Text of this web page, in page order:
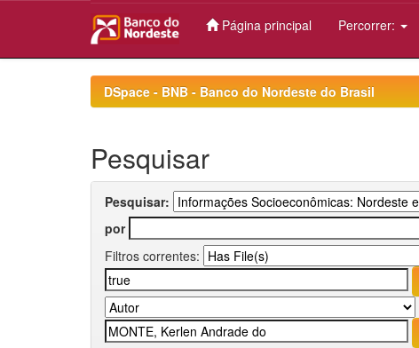
Página principal Percorrer:
DSpace - BNB - Banco do Nordeste do Brasil
Pesquisar
Pesquisar:
por
Filtros correntes: